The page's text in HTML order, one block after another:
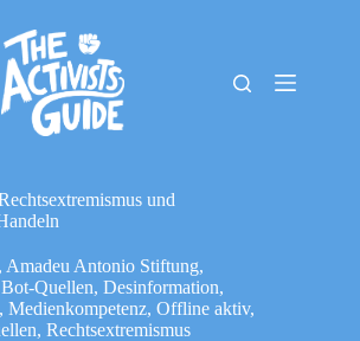
und
, Amadeu Antonio Stiftung,
Bot-Quellen, Desinformation,
, Medienkompetenz, Offline aktiv,
, Rechtsextremismus